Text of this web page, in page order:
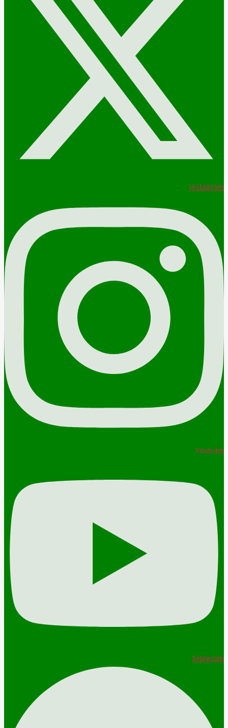
Instagram
Youtube
Telegram